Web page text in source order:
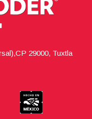
29000, Tuxtla